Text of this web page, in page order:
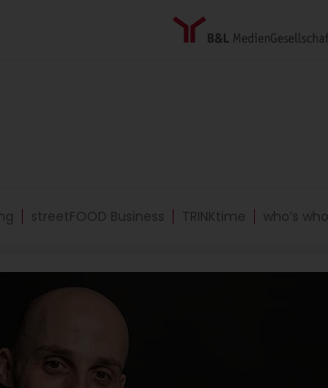
streetFOOD Business TRINKtime who’s who